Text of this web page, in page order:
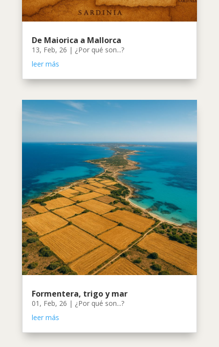
De Maiorica a Mallorca
13, Feb, 26 | ¿Por qué son...?
leer más
Formentera, trigo y mar
01, Feb, 26 | ¿Por qué son...?
leer más